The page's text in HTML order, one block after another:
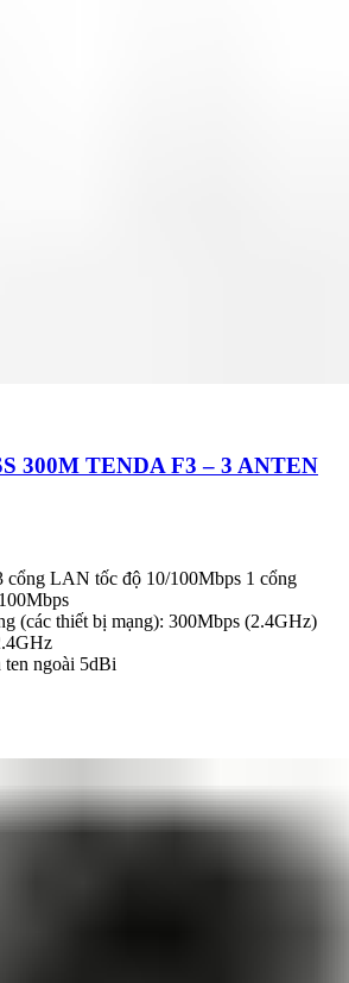
300M TENDA F3 – 3 ANTEN
cổng LAN tốc độ 10/100Mbps 1 cổng
(các thiết bị mạng): 300Mbps (2.4GHz)
ten ngoài 5dBi